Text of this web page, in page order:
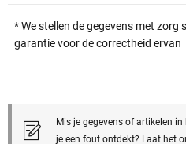
* We stellen de gegevens met zorg
garantie voor de correctheid ervan
Mis je gegevens of artikelen
je een fout ontdekt? Laat het